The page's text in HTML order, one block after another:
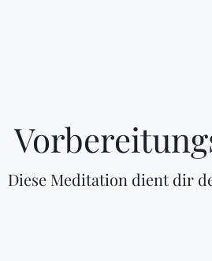
Diese Meditation dient dir